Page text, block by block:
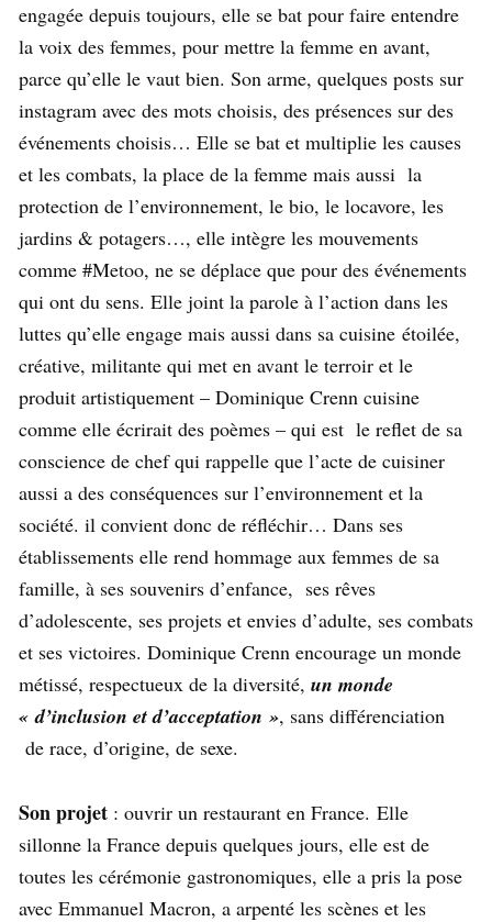
engagée depuis toujours, elle se bat pour faire entendre
la voix des femmes, pour mettre la femme en avant,
parce qu’elle le vaut bien. Son arme, quelques posts sur
instagram avec des mots choisis, des présences sur des
événements choisis… Elle se bat et multiplie les causes
et les combats, la place de la femme mais aussi la
protection de l’environnement, le bio, le locavore, les
jardins & potagers…, elle intègre les mouvements
comme #Metoo, ne se déplace que pour des événements
qui ont du sens. Elle joint la parole à l’action dans les
luttes qu’elle engage mais aussi dans sa cuisine étoilée,
créative, militante qui met en avant le terroir et le
produit artistiquement – Dominique Crenn cuisine
comme elle écrirait des poèmes – qui est le reflet de sa
conscience de chef qui rappelle que l’acte de cuisiner
aussi a des conséquences sur l’environnement et la
société. il convient donc de réfléchir… Dans ses
établissements elle rend hommage aux femmes de sa
famille, à ses souvenirs d’enfance, ses rêves
d’adolescente, ses projets et envies d’adulte, ses combats
et ses victoires. Dominique Crenn encourage un monde
métissé, respectueux de la diversité, un monde
« d’inclusion et d’acceptation », sans différenciation
de race, d’origine, de sexe.
Son projet : ouvrir un restaurant en France. Elle
sillonne la France depuis quelques jours, elle est de
toutes les cérémonie gastronomiques, elle a pris la pose
avec Emmanuel Macron, a arpenté les scènes et les